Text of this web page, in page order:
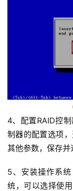
4、配置RAID控
制器的配置选项
其他参数，保存并
5、安装操作系
统，可以选择使